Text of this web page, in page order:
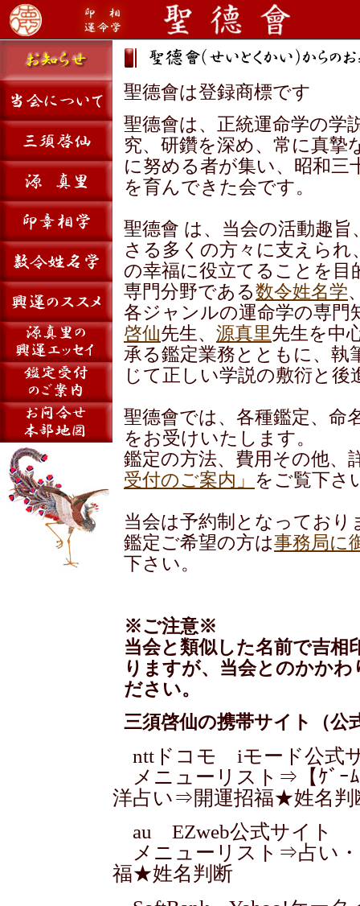
聖德會は登録商標です
聖德會は、正統運命学の学
究、研鑽を深め、常に真摯
に努める者が集い、昭和三
を育んできた会です。
聖德會 は、当会の活動趣
さる多くの方々に支えら
の幸福に役立てることを
専門分野である数令姓名学
各ジャンルの運命学の専門
啓仙先生、 源真里先生を中
承る鑑定業務とともに、執
じて正しい学説の敷衍と
聖德會では、各種鑑定、命
をお受けいたします。
鑑定の方法、費用その他、
受付のご案内」 をご覧下さ
当会は予約制となっており
鑑定ご希望の方は事務局に
下さい。
※ご注意※
当会と類似した名前で吉
りますが、当会とのかか
ださい。
三須啓仙の携帯サイト（公
nttドコモ iモード公式
メニューリスト⇒【ｹﾞｰ
洋占い⇒開運招福★姓名判
au EZweb公式サイト
メニューリスト⇒占い
福★姓名判断